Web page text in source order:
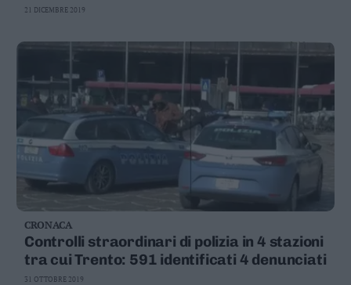
21 DICEMBRE 2019
CRONACA
Controlli straordinari di polizia in 4 stazioni
tra cui Trento: 591 identificati 4 denunciati
31 OTTOBRE 2019